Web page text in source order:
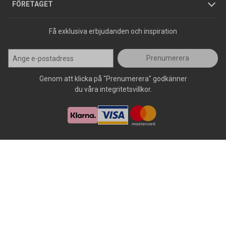
FÖRETAGET
Press
Få exklusiva erbjudanden och inspiration
Prenumerera
Genom att klicka på "Prenumerera" godkänner
du våra integritetsvillkor.